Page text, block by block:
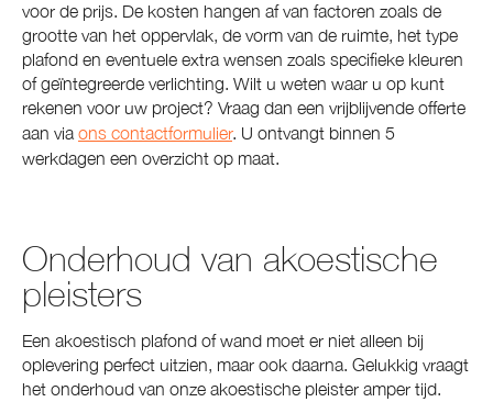
voor de prijs. De kosten hangen af van factoren zoals de
grootte van het oppervlak, de vorm van de ruimte, het type
plafond en eventuele extra wensen zoals specifieke kleuren
of geïntegreerde verlichting. Wilt u weten waar u op kunt
rekenen voor uw project? Vraag dan een vrijblijvende offerte
aan via ons contactformulier. U ontvangt binnen 5
werkdagen een overzicht op maat.
Onderhoud van akoestische
pleisters
Een akoestisch plafond of wand moet er niet alleen bij
oplevering perfect uitzien, maar ook daarna. Gelukkig vraagt
het onderhoud van onze akoestische pleister amper tijd.